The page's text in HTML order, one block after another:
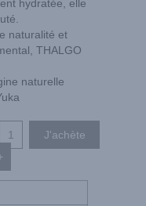
hydratée, elle
naturalité et
THALGO
naturelle